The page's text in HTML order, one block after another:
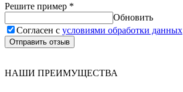
Решите пример *
Обновить
Согласен с условиями обработки данных
Отправить отзыв
НАШИ ПРЕИМУЩЕСТВА